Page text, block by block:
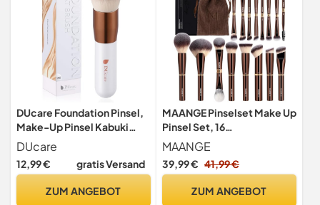
DUcare Foundation Pinsel,
Make-Up Pinsel Kabuki
Pinsel Kosmetikpinsel
DUcare
12,99 € gratis Versand
ZUM ANGEBOT
MAANGE Pinselset Make Up
Pinsel Set, 16
Schminkpinsel, 25-in-16
Duo-End Make up Pinsel Für
Foundation Puder
Blush, Kaffee Gold
MAANGE
39,99 € 41,99 €
ZUM ANGEBOT